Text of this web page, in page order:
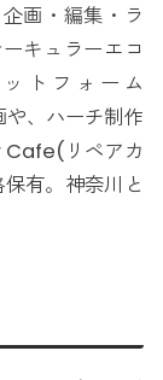
画・編集・ラ
キュラーエコ
トフォーム
、ハーチ制作
Cafe(リペアカ
有。神奈川と